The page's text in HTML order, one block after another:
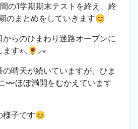
の1学期期末テストを終え、終
のまとめをしていきます😊
らのひまわり迷路オープンに
ます⋆⸜🌻⸝‍⋆
晴天が続いていますが、ひま
〰️ほぼ満開をむかえています
様子です😊